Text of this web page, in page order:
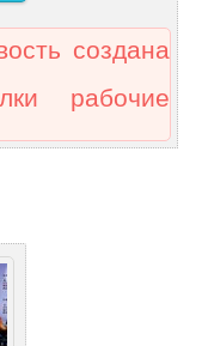
создана
рабочие